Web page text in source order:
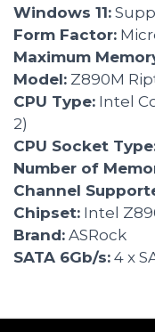
Windows 11:
Form Factor:
Maximum
Model: Z890M
CPU Type: Intel
2)
CPU Socket
Number of
Channel
Chipset: Intel
Brand: ASRock
SATA 6Gb/s: 4 x